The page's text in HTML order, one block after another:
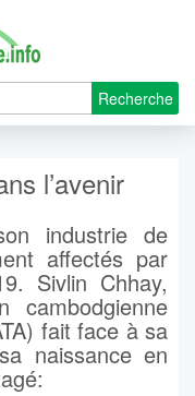
Recherche
l’avenir
industrie de
affectés par
Sivlin Chhay,
cambodgienne
fait face à sa
naissance en